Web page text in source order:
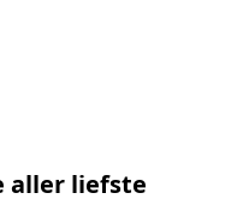
aller liefste